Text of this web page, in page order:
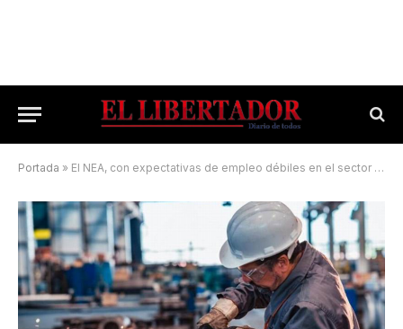
Portada » El NEA, con expectativas de empleo débiles en el sector privado